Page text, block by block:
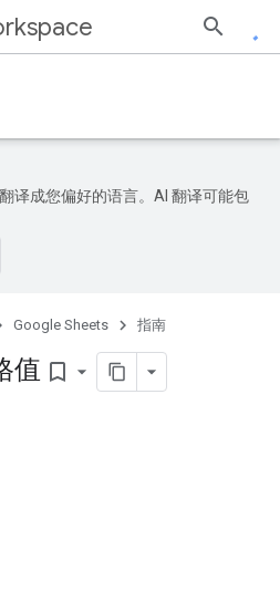
译成您偏好的语言。AI 翻译可能包
Google Sheets 指南
值 bookmark_border